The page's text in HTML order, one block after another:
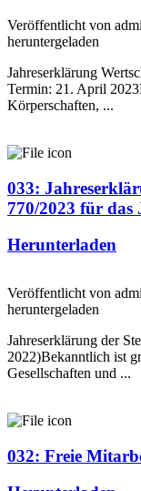
Veröffentlicht von
heruntergeladen
Jahreserklärung
Termin: 21. April
Körperschaften, ...
033:
770/2023 für das
Herunterladen
Veröffentlicht von
heruntergeladen
Jahreserklärung der
2022)Bekanntlich ist
Gesellschaften und ...
032: Freie